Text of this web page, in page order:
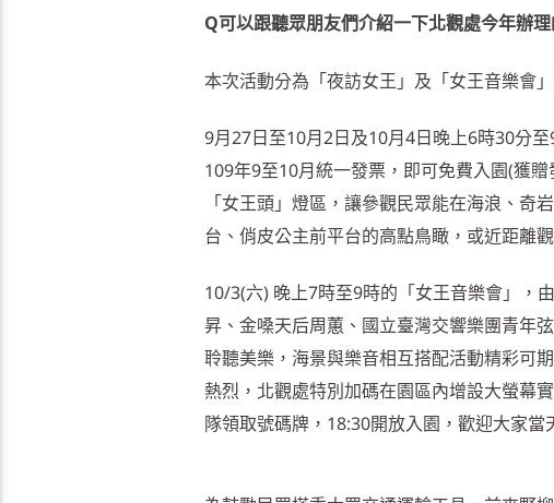
Q可以跟聽眾朋友們介紹一下北觀處今年辦
本次活動分為「夜訪女王」及「女王音樂會
9月27日至10月2日及10月4日晚上6時30分
109年9至10月統一發票，即可免費入園(獲
「女王頭」燈區，讓參觀民眾能在海浪、
台、俏皮公主前平台的高點鳥瞰，或近距離
10/3(六) 晚上7時至9時的「女王音樂會」，
昇、金嗓天后周蕙、國立臺灣交響樂團青年
聆聽美樂，海景與樂音相互搭配活動精彩可
熱烈，北觀處特別加碼在園區內增設大螢幕
隊領取號碼牌，18:30開放入園，歡迎大家當